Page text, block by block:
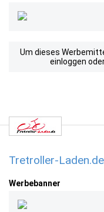
Um dieses
einloggen
Tretroller-
Werbebanner